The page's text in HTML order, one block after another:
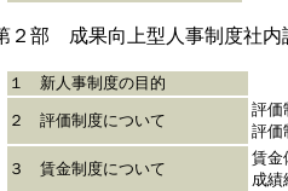
部 成果向上型人事制度社内
１ 新人事制度の目的
２ 評価制度について
評価
評価
３ 賃金制度について
賃金
成績